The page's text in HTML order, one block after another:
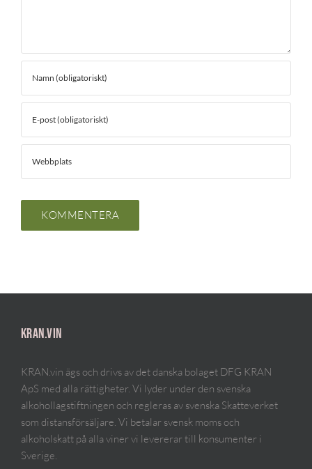
KRAN.VIN
KRAN.vin ägs och drivs av det danska bolaget DFG KRAN
ApS med alla rättigheter. Vi lyder under den svenska
alkohollagstiftningen och regleras av svenska Skatteverket
som distansförsäljare. Vi betalar svensk moms och
alkoholskatt på alla viner vi levererar till konsumenter i
Sverige.